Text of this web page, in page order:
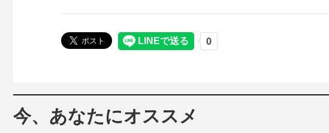
今、あなたにオススメ